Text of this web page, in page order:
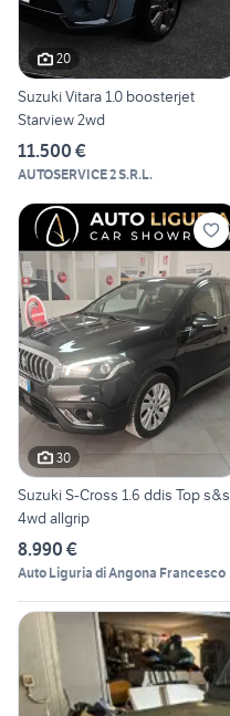
20
Suzuki Vitara 1.0 boosterjet
Starview 2wd
11.500 €
AUTOSERVICE 2 S.R.L.
30
Suzuki S-Cross 1.6 ddis Top s&s
4wd allgrip
8.990 €
Auto Liguria di Angona Francesco